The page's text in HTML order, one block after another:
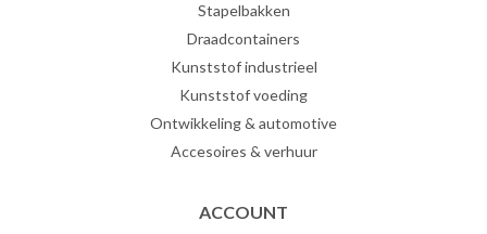
Stapelbakken
Draadcontainers
Kunststof industrieel
Kunststof voeding
Ontwikkeling & automotive
Accesoires & verhuur
ACCOUNT